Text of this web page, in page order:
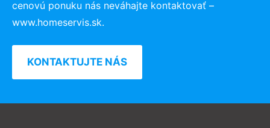
cenovú ponuku nás neváhajte kontaktovať –
www.homeservis.sk.
KONTAKTUJTE NÁS